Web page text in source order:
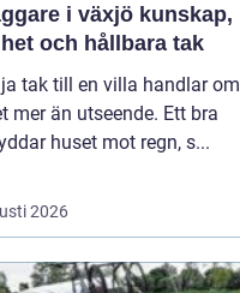
i växjö kunskap,
och hållbara tak
tak till en villa handlar om
mer än utseende. Ett bra
huset mot regn, s...
2026